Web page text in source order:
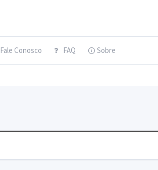
Fale Conosco FAQ Sobre